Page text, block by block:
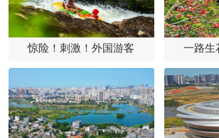
惊险！刺激！外国游客 一路生